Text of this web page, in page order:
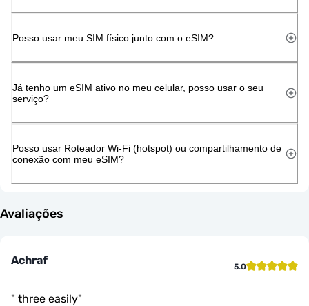
Posso usar meu SIM físico junto com o eSIM?
Já tenho um eSIM ativo no meu celular, posso usar o seu
serviço?
Posso usar Roteador Wi-Fi (hotspot) ou compartilhamento de
conexão com meu eSIM?
Avaliações
Achraf 5.0
" three easily"